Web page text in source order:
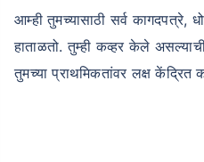
आम्ही तुमच्यासाठी सर्व कागदपत्रे,
हाताळतो. तुम्ही कव्हर केले
तुमच्या प्राथमिकतांवर लक्ष केंद्रित